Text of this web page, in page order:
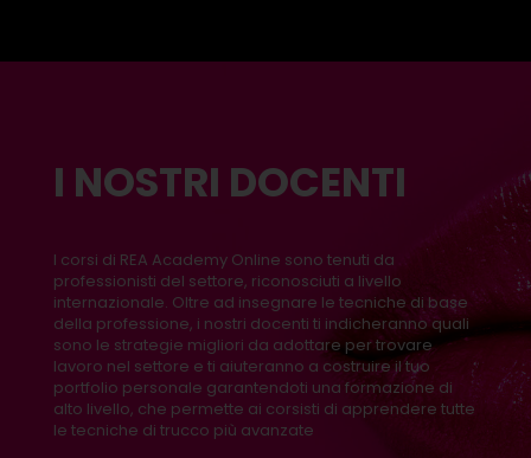
I NOSTRI DOCENTI
I corsi di REA Academy Online sono tenuti da
professionisti del settore, riconosciuti a livello
internazionale. Oltre ad insegnare le tecniche di base
della professione, i nostri docenti ti indicheranno quali
sono le strategie migliori da adottare per trovare
lavoro nel settore e ti aiuteranno a costruire il tuo
portfolio personale garantendoti una formazione di
alto livello, che permette ai corsisti di apprendere tutte
le tecniche di trucco più avanzate